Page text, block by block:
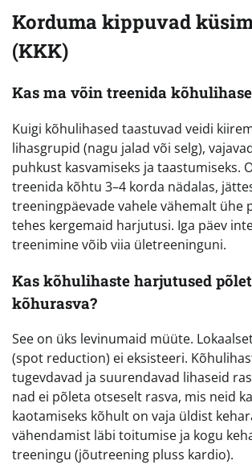
Korduma kippuvad
(KKK)
Kas ma võin treenida
Kuigi kõhulihased taastuvad veidi
lihasgrupid (nagu jalad või selg),
puhkust kasvamiseks ja taastumiseks.
treenida kõhtu 3–4 korda nädalas,
treeningpäevade vahele vähemalt ühe
tehes kergemaid harjutusi. Iga päev
treenimine võib viia ületreeninguni.
Kas kõhulihaste harjutused
kõhurasva?
See on üks levinumaid müüte.
(spot reduction) ei eksisteeri.
tugevdavad ja suurendavad lihaseid
nad ei põleta otseselt rasva, mis neid
kaotamiseks kõhult on vaja üldist
vähendamist läbi toitumise ja kogu
treeningu (jõutreening pluss kardio).